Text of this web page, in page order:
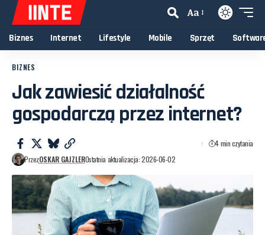
Aa
Biznes Internet Lifestyle Mobile Sprzęt
BIZNES
Jak zawiesić działalność
gospodarczą przez internet?
PrzezOSKAR GAJZLEROstatnia aktualizacja: 2026-06-02
4 min czytania